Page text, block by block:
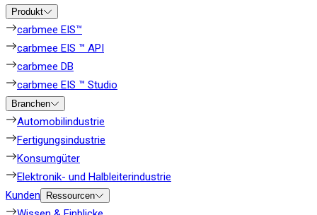
Produkt
carbmee EIS™
carbmee EIS ™ API
carbmee DB
carbmee EIS ™ Studio
Branchen
Automobilindustrie
Fertigungsindustrie
Konsumgüter
Elektronik- und Halbleiterindustrie
Kunden
Ressourcen